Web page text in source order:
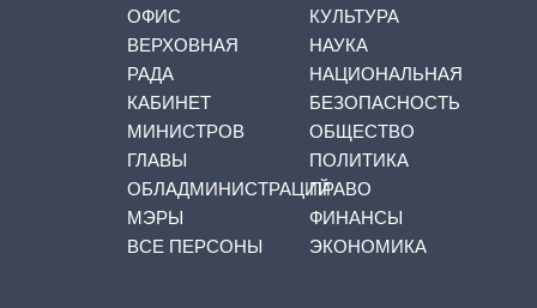
ОФИС
ВЕРХОВНАЯ
РАДА
КАБИНЕТ
МИНИСТРОВ
ГЛАВЫ
ОБЛАДМИНИСТРАЦИЙ
МЭРЫ
ВСЕ ПЕРСОНЫ
КУЛЬТУРА
НАУКА
НАЦИОНАЛЬНАЯ
БЕЗОПАСНОСТЬ
ОБЩЕСТВО
ПОЛИТИКА
ПРАВО
ФИНАНСЫ
ЭКОНОМИКА